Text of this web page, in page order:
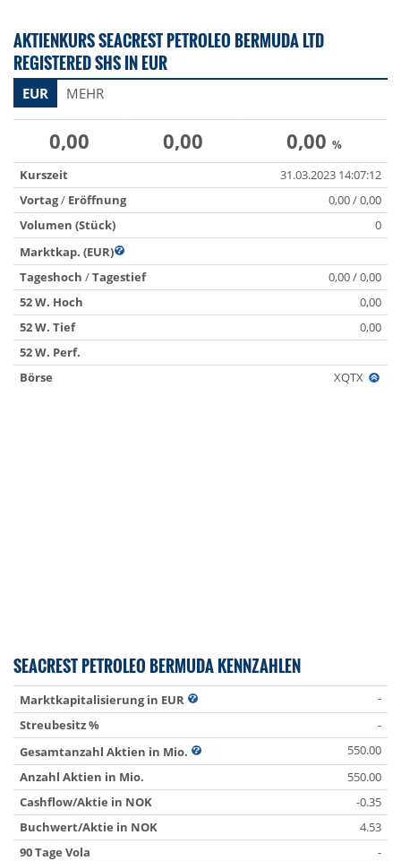
AKTIENKURS SEACREST PETROLEO BERMUDA LTD
REGISTERED SHS IN EUR
EUR MEHR
0,00 0,00 0,00 %
Kurszeit
31.03.2023 14:07:12
Vortag/ Eröffnung
0,00 / 0,00
Volumen (Stück)
0
Marktkap. (EUR)
Tageshoch /Tagestief
0,00 / 0,00
52 W. Hoch
0,00
52 W. Tief
0,00
52 W. Perf.
Börse
XQTX
SEACREST PETROLEO BERMUDA KENNZAHLEN
Marktkapitalisierung in EUR
-
Streubesitz %
-
Gesamtanzahl Aktien in Mio.
550.00
Anzahl Aktien in Mio.
550.00
Cashflow/Aktie in NOK
-0.35
Buchwert/Aktie in NOK
4.53
90 Tage Vola
-